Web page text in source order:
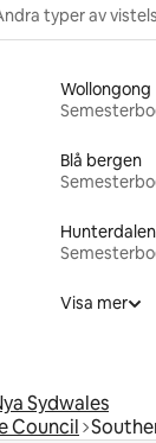
typer av
Wollongong
Blå bergen
Hunterdalen
Visa mer
Sydwales
Council